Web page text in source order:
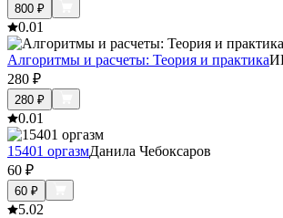
800 ₽
0.01
Алгоритмы и расчеты: Теория и практика
280 ₽
280 ₽
0.01
15401 оргазмДанила Чебоксаров
60 ₽
60 ₽
5.02